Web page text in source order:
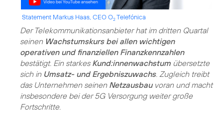
Statement Markus Haas, CEO O2Telefónica
Der Telekommunikationsanbieter hat im dritten Quartal
seinen Wachstumskurs bei allen wichtigen
operativen und finanziellen Finanzkennzahlen
bestätigt. Ein starkes Kund:innenwachstum übersetzte
sich in Umsatz- und Ergebniszuwachs. Zugleich treibt
das Unternehmen seinen Netzausbauvoran und macht
insbesondere bei der 5G Versorgung weiter große
Fortschritte.